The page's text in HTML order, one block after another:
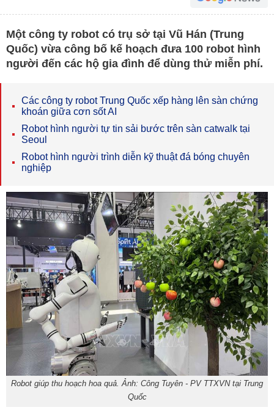
Một công ty robot có trụ sở tại Vũ Hán (Trung
Quốc) vừa công bố kế hoạch đưa 100 robot hình
người đến các hộ gia đình để dùng thử miễn phí.
Các công ty robot Trung Quốc xếp hàng lên sàn chứng
khoán giữa cơn sốt AI
Robot hình người tự tin sải bước trên sàn catwalk tại
Seoul
Robot hình người trình diễn kỹ thuật đá bóng chuyên
nghiệp
Robot giúp thu hoạch hoa quả. Ảnh: Công Tuyên - PV TTXVN tại Trung
Quốc